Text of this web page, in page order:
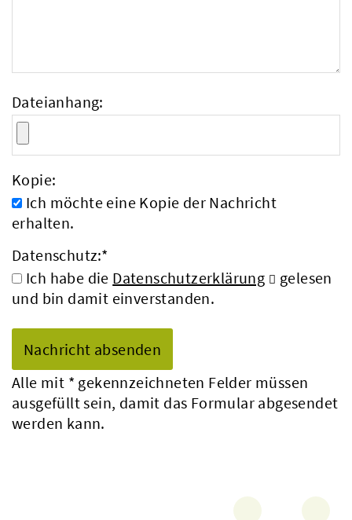
Dateianhang:
Kopie:
Ich möchte eine Kopie der Nachricht
erhalten.
Datenschutz:*
Ich habe die Datenschutzerklärung
gelesen
und bin damit einverstanden.
Alle mit * gekennzeichneten Felder müssen
ausgefüllt sein, damit das Formular abgesendet
werden kann.